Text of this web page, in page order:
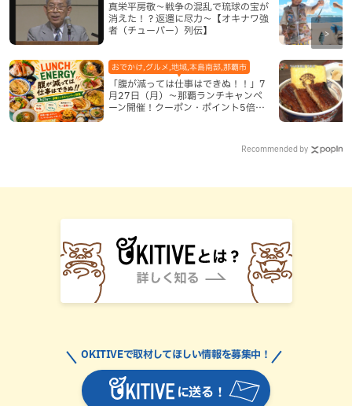
真栄平房敬～戦争の混乱で琉球の宝が
消えた！？返還に尽力～【オキナワ強
者（チューバー）列伝】
「腹が減っては仕事はできぬ！！」7
月27日（月）〜那覇ランチキャンペ
ーン開催！クーポン・ポイント5倍・
おでかけ,グルメ,地域,本島南部,那覇市
Recommended by
に送る！
OKITIVEで取材してほしい情報を募集中！